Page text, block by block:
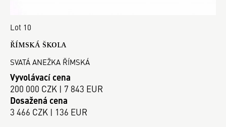
Lot 10
ŘÍMSKÁ ŠKOLA
SVATÁ ANEŽKA ŘÍMSKÁ
Vyvolávací cena
200 000 CZK | 7 843 EUR
Dosažená cena
3 466 CZK | 136 EUR